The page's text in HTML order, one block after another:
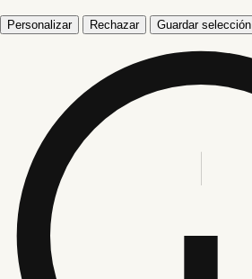
Personalizar Rechazar Guardar selección